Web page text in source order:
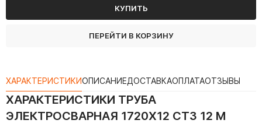
КУПИТЬ
ПЕРЕЙТИ В КОРЗИНУ
ХАРАКТЕРИСТИКИОПИСАНИЕДОСТАВКАОПЛАТАОТЗЫВЫ
ХАРАКТЕРИСТИКИ ТРУБА
ЭЛЕКТРОСВАРНАЯ 1720Х12 СТ3 12 М